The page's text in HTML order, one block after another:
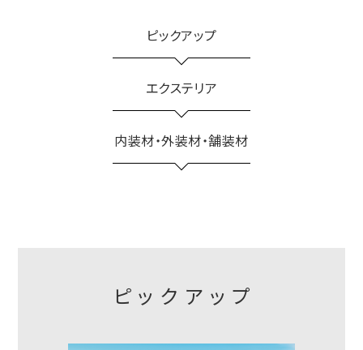
ピックアップ
エクステリア
内装材・外装材・舗装材
ピックアップ